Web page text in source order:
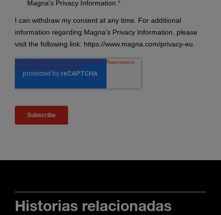
Historias relacionadas